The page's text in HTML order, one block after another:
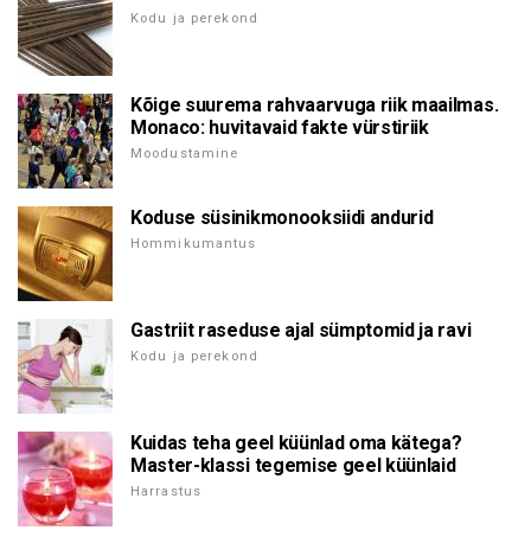
Kodu ja perekond
Kõige suurema rahvaarvuga riik maailmas.
Monaco: huvitavaid fakte vürstiriik
Moodustamine
Koduse süsinikmonooksiidi andurid
Hommikumantus
Gastriit raseduse ajal sümptomid ja ravi
Kodu ja perekond
Kuidas teha geel küünlad oma kätega?
Master-klassi tegemise geel küünlaid
Harrastus